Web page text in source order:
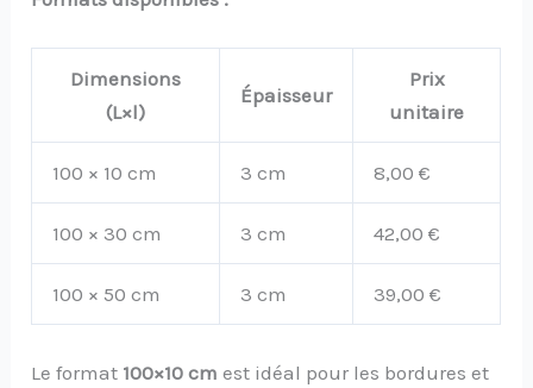
Dimensions
(L×l)
Épaisseur
Prix
unitaire
100 × 10 cm 3 cm 8,00 €
100 × 30 cm 3 cm 42,00 €
100 × 50 cm 3 cm 39,00 €
Le format 100×10 cm est idéal pour les bordures et